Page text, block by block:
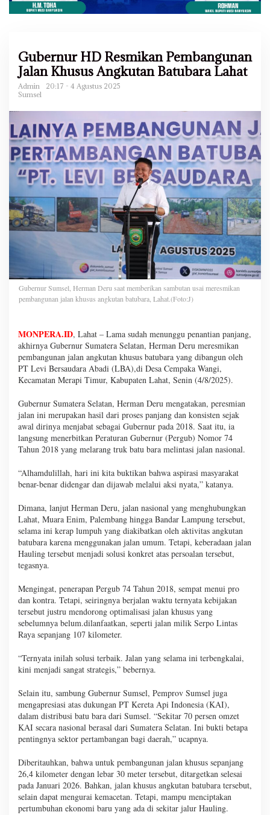
Gubernur HD Resmikan Pembangunan
Jalan Khusus Angkutan Batubara Lahat
Admin
20:17 - 4 Agustus 2025
Sumsel
Gubernur Sumsel, Herman Deru saat memberikan sambutan usai meresmikan
pembangunan jalan khusus angkutan batubara, Lahat.(Foto:J)
MONPERA.ID, Lahat – Lama sudah menunggu penantian panjang,
akhirnya Gubernur Sumatera Selatan, Herman Deru meresmikan
pembangunan jalan angkutan khusus batubara yang dibangun oleh
PT Levi Bersaudara Abadi (LBA),di Desa Cempaka Wangi,
Kecamatan Merapi Timur, Kabupaten Lahat, Senin (4/8/2025).
Gubernur Sumatera Selatan, Herman Deru mengatakan, peresmian
jalan ini merupakan hasil dari proses panjang dan konsisten sejak
awal dirinya menjabat sebagai Gubernur pada 2018. Saat itu, ia
langsung menerbitkan Peraturan Gubernur (Pergub) Nomor 74
Tahun 2018 yang melarang truk batu bara melintasi jalan nasional.
“Alhamdulillah, hari ini kita buktikan bahwa aspirasi masyarakat
benar-benar didengar dan dijawab melalui aksi nyata,” katanya.
Dimana, lanjut Herman Deru, jalan nasional yang menghubungkan
Lahat, Muara Enim, Palembang hingga Bandar Lampung tersebut,
selama ini kerap lumpuh yang diakibatkan oleh aktivitas angkutan
batubara karena menggunakan jalan umum. Tetapi, keberadaan jalan
Hauling tersebut menjadi solusi konkret atas persoalan tersebut,
tegasnya.
Mengingat, penerapan Pergub 74 Tahun 2018, sempat menui pro
dan kontra. Tetapi, seiringnya berjalan waktu ternyata kebijakan
tersebut justru mendorong optimalisasi jalan khusus yang
sebelumnya belum.dilanfaatkan, seperti jalan milik Serpo Lintas
Raya sepanjang 107 kilometer.
“Ternyata inilah solusi terbaik. Jalan yang selama ini terbengkalai,
kini menjadi sangat strategis,” bebernya.
Selain itu, sambung Gubernur Sumsel, Pemprov Sumsel juga
mengapresiasi atas dukungan PT Kereta Api Indonesia (KAI),
dalam distribusi batu bara dari Sumsel. “Sekitar 70 persen omzet
KAI secara nasional berasal dari Sumatera Selatan. Ini bukti betapa
pentingnya sektor pertambangan bagi daerah,” ucapnya.
Diberitauhkan, bahwa untuk pembangunan jalan khusus sepanjang
26,4 kilometer dengan lebar 30 meter tersebut, ditargetkan selesai
pada Januari 2026. Bahkan, jalan khusus angkutan batubara tersebut,
selain dapat mengurai kemacetan. Tetapi, mampu menciptakan
pertumbuhan ekonomi baru yang ada di sekitar jalur Hauling.